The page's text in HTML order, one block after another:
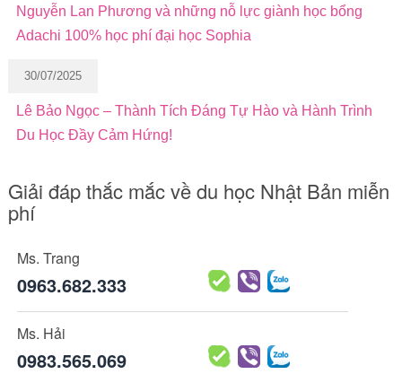
Nguyễn Lan Phương và những nỗ lực giành học bổng
Adachi 100% học phí đại học Sophia
30/07/2025
Lê Bảo Ngọc – Thành Tích Đáng Tự Hào và Hành Trình
Du Học Đầy Cảm Hứng!
Giải đáp thắc mắc về du học Nhật Bản miễn
phí
Ms. Trang
0963.682.333
Ms. Hải
0983.565.069